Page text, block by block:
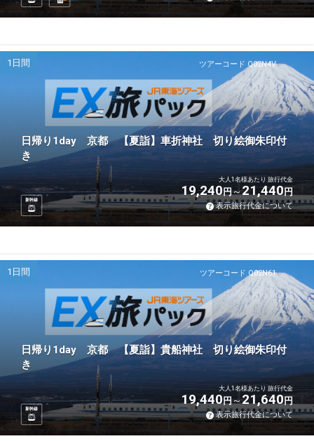
ツアーコード Q02N4V
1日間
日帰り1day 京都 【夏詣】車折神社 切り絵御朱印付
き
新幹線
大人1名様あたり 旅行代金
19,240円 21,440円
表示旅行代金について
ツアーコード Q02N61
1日間
日帰り1day 京都 【夏詣】貴船神社 切り絵御朱印付
き
新幹線
大人1名様あたり 旅行代金
19,440円 21,640円
表示旅行代金について